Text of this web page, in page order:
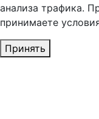
анализа трафика.
принимаете
Принять